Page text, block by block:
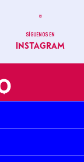
SÍGUENOS EN
INSTAGRAM